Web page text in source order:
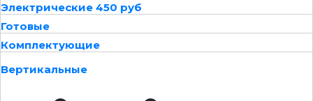
Электрические 450 руб
Готовые
Комплектующие
Вертикальные